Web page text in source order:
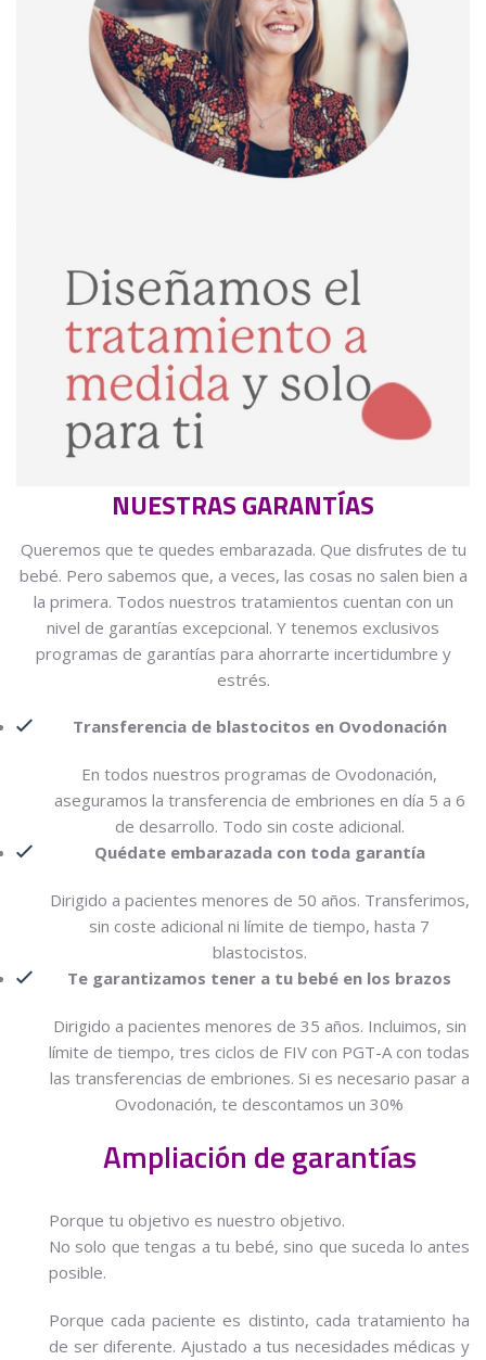
NUESTRAS GARANTÍAS
Queremos que te quedes embarazada. Que disfrutes de tu
bebé. Pero sabemos que, a veces, las cosas no salen bien a
la primera. Todos nuestros tratamientos cuentan con un
nivel de garantías excepcional. Y tenemos exclusivos
programas de garantías para ahorrarte incertidumbre y
estrés.
Transferencia de blastocitos en Ovodonación
En todos nuestros programas de Ovodonación,
aseguramos la transferencia de embriones en día 5 a 6
de desarrollo. Todo sin coste adicional.
Quédate embarazada con toda garantía
Dirigido a pacientes menores de 50 años. Transferimos,
sin coste adicional ni límite de tiempo, hasta 7
blastocistos.
Te garantizamos tener a tu bebé en los brazos
Dirigido a pacientes menores de 35 años. Incluimos, sin
límite de tiempo, tres ciclos de FIV con PGT-A con todas
las transferencias de embriones. Si es necesario pasar a
Ovodonación, te descontamos un 30%
Ampliación de garantías
Porque tu objetivo es nuestro objetivo.
No solo que tengas a tu bebé, sino que suceda lo antes
posible.
Porque cada paciente es distinto, cada tratamiento ha
de ser diferente. Ajustado a tus necesidades médicas y